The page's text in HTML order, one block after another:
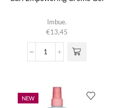
Imbue.
€13,45
Curl
aantal
NEW